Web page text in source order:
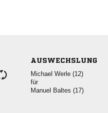
AUSWECHSLUNG
  
für
  